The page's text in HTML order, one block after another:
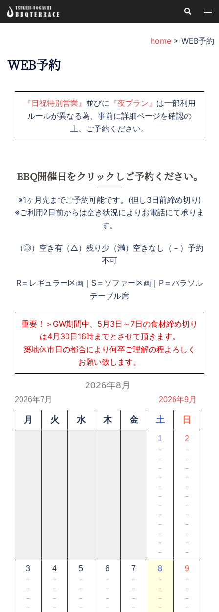
検
索
ト
グ
ル
home > WEB予約
WEB予約
『日祝特別営業』 並びに 『夜プラン』 は一部利用
ルールが異なる為、事前に詳細ページを確認の
上、ご予約ください。
BBQ開催日をクリックしご予約ください。
※1ヶ月先までご予約可能です。(但し3日前締め切り)
※ご利用2日前からは空き状況によりお電話にて承りま
す。
（◎）空き有（△）残り少（満）空きなし（－）予約
不可
R＝レギュラー区画｜S＝ソファー区画｜P＝パラソル
テーブル席
重要！＞GW期間中、5月3日～7日の食材締め切り
は4月30日16時までとさせて頂きます。
築地休市日の都合により何卒ご理解の程よろしく
お願い致します。
2026年8月
2026年7月 2026年9月
月 火 水 木 金 土 日
1
－
－
－
－
－
－
－
－
－
－
－
－
2
－
－
－
－
－
－
－
－
－
－
－
－
3
－
－
－
－
4
－
－
－
－
5
－
－
－
－
6
－
－
－
－
7
－
－
－
－
8
－
－
－
－
9
－
－
－
－